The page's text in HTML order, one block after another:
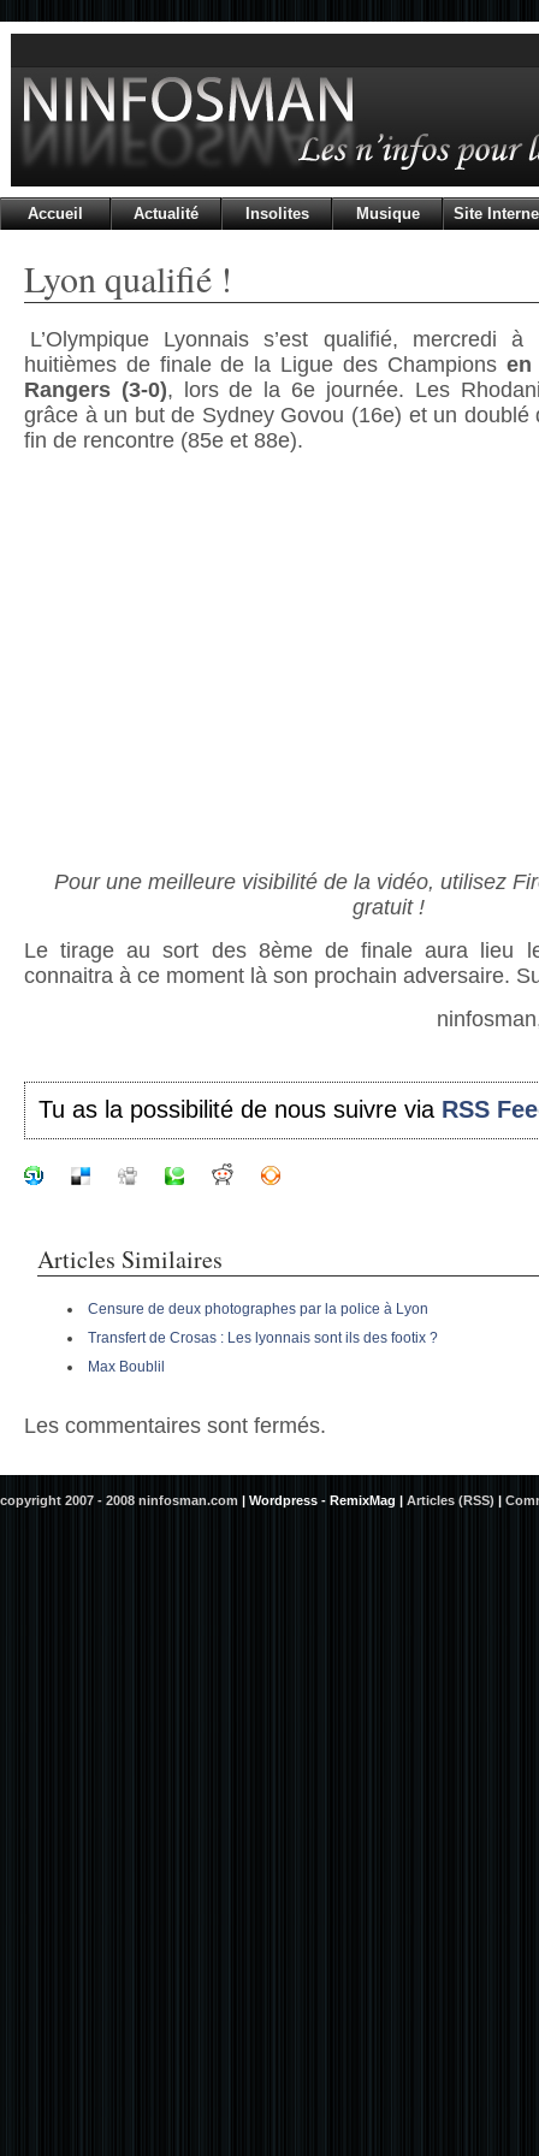
Accueil Actualité Insolites Musique Site
Lyon qualifié !
L’Olympique Lyonnais s’est qualifié, mercredi
huitièmes de finale de la Ligue des Champions en
Rangers (3-0), lors de la 6e journée. Les
grâce à un but de Sydney Govou (16e) et un doublé
fin de rencontre (85e et 88e).
Pour une meilleure visibilité de la vidéo, utilisez
gratuit !
Le tirage au sort des 8ème de finale aura lieu
connaitra à ce moment là son prochain adversaire.
Tu as la possibilité de nous suivre via RSS
Articles Similaires
Censure de deux photographes par la police à Lyon
Transfert de Crosas : Les lyonnais sont ils des footix ?
Max Boublil
Les commentaires sont fermés.
copyright 2007 - 2008 ninfosman.com | Wordpress - RemixMag | Articles (RSS) |